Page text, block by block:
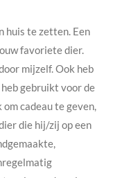
huis te zetten. Een
favoriete dier.
mijzelf. Ook heb
gebruikt voor de
cadeau te geven,
die hij/zij op een